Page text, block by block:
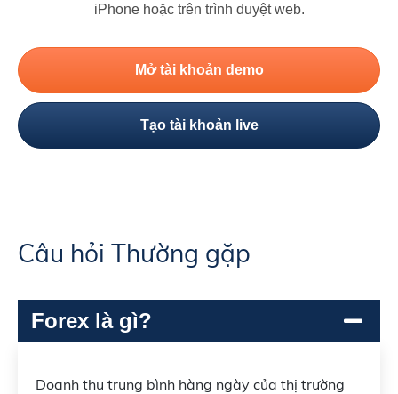
iPhone hoặc trên trình duyệt web.
Mở tài khoản demo
Tạo tài khoản live
Câu hỏi Thường gặp
Forex là gì?
Doanh thu trung bình hàng ngày của thị trường